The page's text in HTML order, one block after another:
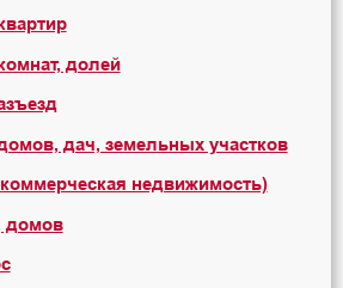
долей
дач, земельных участков
недвижимость)
домов